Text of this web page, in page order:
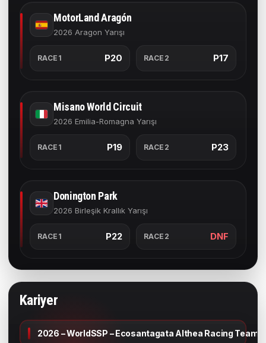
MotorLand Aragón
2026 Aragon Yarışı
RACE1 P20 RACE2 P17
Misano World Circuit
2026 Emilia-Romagna Yarışı
RACE1 P19 RACE2 P23
Donington Park
2026 Birleşik Krallık Yarışı
RACE1 P22 RACE2 DNF
Kariyer
2026 – WorldSSP – Ecosantagata Althea Racing Team